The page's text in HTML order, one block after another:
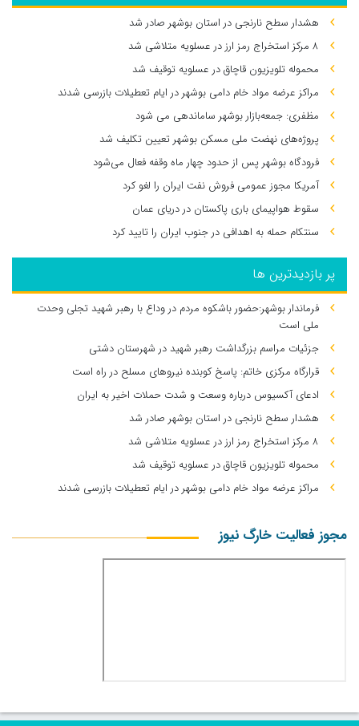
هشدار سطح نارنجی در استان بوشهر صادر شد
۸ مرکز استخراج رمز ارز در عسلویه متلاشی شد
محموله تلویزیون قاچاق در عسلویه توقیف شد
مراکز عرضه مواد خام دامی بوشهر در ایام تعطیلات بازرسی شدند
مظفری: جمعه‌بازار بوشهر ساماندهی می‌ شود
پروژه‌های نهضت ملی مسکن بوشهر تعیین تکلیف شد
فرودگاه بوشهر پس از حدود چهار ماه وقفه فعال می‌شود
آمریکا مجوز عمومی فروش نفت ایران را لغو کرد
سقوط هواپیمای باری پاکستان در دریای عمان
سنتکام حمله به اهدافی در جنوب ایران را تایید کرد
پر بازدیدترین ها
فرماندار بوشهر:حضور باشکوه مردم در وداع با رهبر شهید تجلی وحدت
ملی است
جزئیات مراسم بزرگداشت رهبر شهید در شهرستان دشتی
قرارگاه مرکزی خاتم: پاسخ کوبنده نیروهای مسلح در راه است
ادعای آکسیوس درباره وسعت و شدت حملات اخیر به ایران
هشدار سطح نارنجی در استان بوشهر صادر شد
۸ مرکز استخراج رمز ارز در عسلویه متلاشی شد
محموله تلویزیون قاچاق در عسلویه توقیف شد
مراکز عرضه مواد خام دامی بوشهر در ایام تعطیلات بازرسی شدند
مجوز فعالیت خارگ نیوز